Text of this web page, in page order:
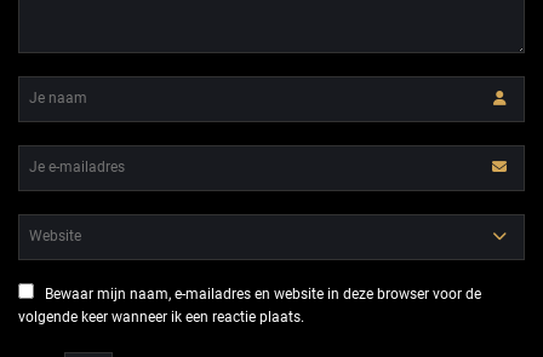
Bewaar mijn naam, e-mailadres en website in deze browser voor de
volgende keer wanneer ik een reactie plaats.